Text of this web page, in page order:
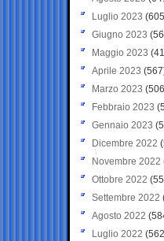
Luglio 2023
Giugno 2023
Maggio 2023
Aprile 2023
Marzo 2023
Febbraio 2023
Gennaio 2023
Dicembre 2022
Novembre 2022
Ottobre 2022
Settembre 2022
Agosto 2022
Luglio 2022